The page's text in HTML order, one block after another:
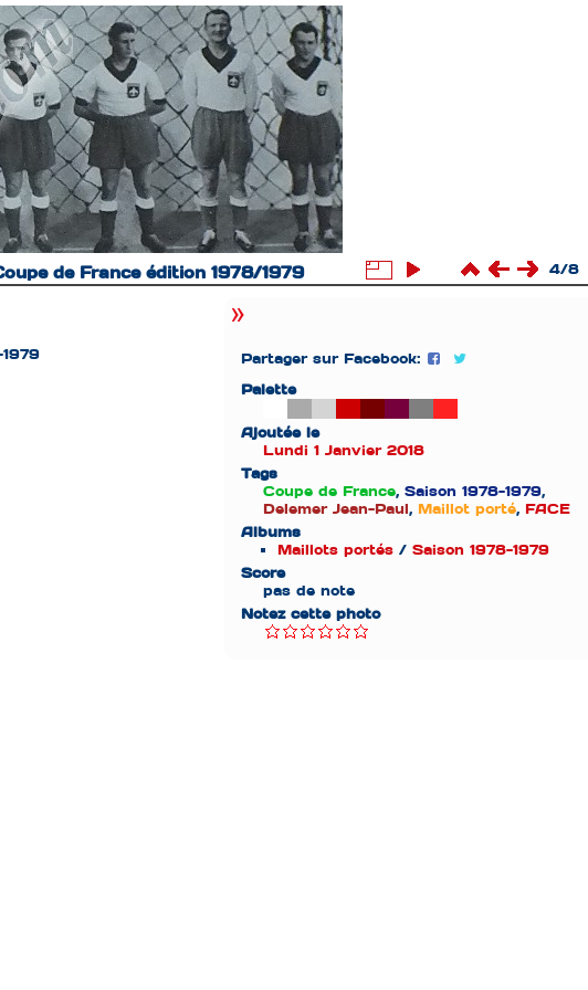
de France édition 1978/1979 4/8
Partager sur Facebook:
Palette
Ajoutée le
Lundi 1 Janvier 2018
Tags
Coupe de France, Saison 1978-1979,
Delemer Jean-Paul, Maillot porté, FACE
Albums
Maillots portés/ Saison 1978-1979
Score
pas de note
Notez cette photo